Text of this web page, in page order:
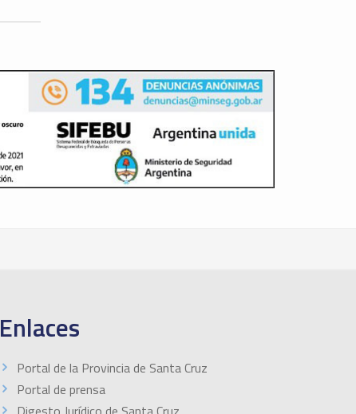
Enlaces
Portal de la Provincia de Santa Cruz
Portal de prensa